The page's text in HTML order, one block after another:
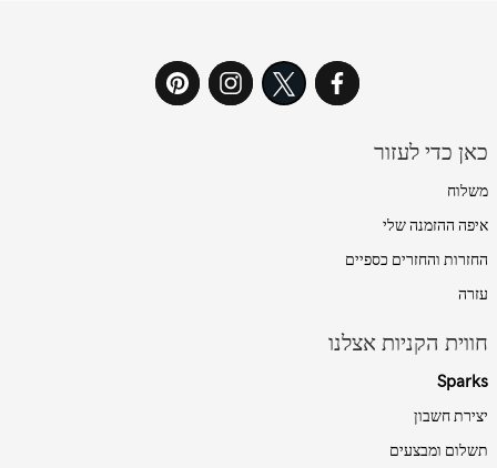
כאן כדי לעזור
משלוח
איפה ההזמנה שלי
החזרות והחזרים כספיים
עזרה
חווית הקניות אצלנו
Sparks
יצירת חשבון
תשלום ומבצעים